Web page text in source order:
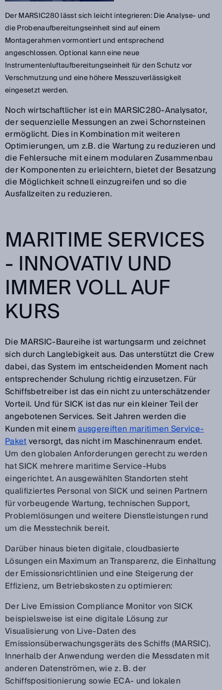
Der MARSIC280 lässt sich leicht integrieren: Die Analyse- und
die Probenaufbereitungseinheit sind auf einem
Montagerahmen vormontiert und entsprechend
angeschlossen. Optional kanneine neue
Instrumentenluftaufbereitungseinheit für den Schutz vor
Verschmutzung und eine höhere Messzuverlässigkeit
eingesetzt werden.
Noch wirtschaftlicher ist ein MARSIC280-Analysator,
der sequenzielle Messungen an zwei Schornsteinen
ermöglicht. Dies in Kombination mit weiteren
Optimierungen, um z.B. die Wartung zu reduzieren und
die Fehlersuche mit einem modularen Zusammenbau
der Komponenten zu erleichtern, bietet der Besatzung
die Möglichkeit schnell einzugreifen und so die
Ausfallzeiten zu reduzieren.
MARITIME SERVICES
- INNOVATIV UND
IMMER VOLL AUF
KURS
Die MARSIC-Baureihe ist wartungsarm und zeichnet
sich durch Langlebigkeit aus. Das unterstützt die Crew
dabei, das System im entscheidenden Moment nach
entsprechender Schulung richtig einzusetzen. Für
Schiffsbetreiber ist das ein nicht zu unterschätzender
Vorteil. Und für SICK ist das nur ein kleiner Teil der
angebotenen Services. Seit Jahren werden die
Kunden mit einemausgereiften maritimen Service-
Paketversorgt, das nicht im Maschinenraum endet.
Um den globalen Anforderungen gerecht zu werden
hat SICK mehrere maritime Service-Hubs
eingerichtet. An ausgewählten Standorten steht
qualifiziertes Personal von SICK und seinen Partnern
für vorbeugende Wartung, technischen Support,
Problemlösungen und weitere Dienstleistungen rund
um die Messtechnik bereit.
Darüber hinaus bieten digitale, cloudbasierte
Lösungen ein Maximum an Transparenz, die Einhaltung
der Emissionsrichtlinien und eine Steigerung der
Effizienz, um Betriebskosten zu optimieren:
Der Live Emission Compliance Monitor von SICK
beispielsweise ist eine digitale Lösung zur
Visualisierung von Live-Daten des
Emissionsüberwachungsgeräts des Schiffs (MARSIC).
Innerhalb der Anwendung werden die Messdaten mit
anderen Datenströmen, wie z. B. der
Schiffspositionierung sowie ECA- und lokalen